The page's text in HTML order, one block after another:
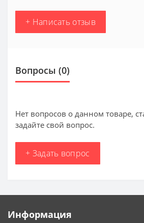
+ Написать отзыв
Вопросы (0)
Нет вопросов о данном товаре,
задайте свой вопрос.
+ Задать вопрос
Информация